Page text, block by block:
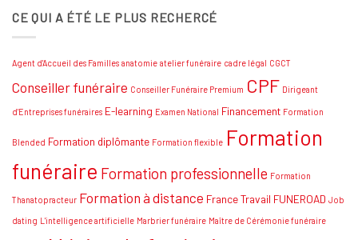
Comment
se
national
thanatopraxie
Conseils
CE QUI A ÉTÉ LE PLUS RECHERCÉ
Agent d'Accueil des Familles anatomie atelier funéraire cadre légal CGCT
Conseiller funéraire Conseiller Funéraire Premium CPF Dirigeant
d'Entreprises funéraires E-learning Examen National Financement Formation
Blended Formation diplômante Formation flexible Formation
funéraire Formation professionnelle Formation
Thanatopracteur Formation à distance France Travail FUNEROAD Job
dating L'intelligence artificielle Marbrier funéraire Maître de Cérémonie funéraire